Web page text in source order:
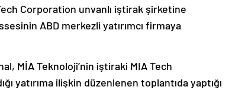
Corporation unvanlı iştirak şirketine
ABD merkezli yatırımcı firmaya
MİA Teknoloji’nin iştiraki MIA Tech
yatırıma ilişkin düzenlenen toplantıda yaptığı